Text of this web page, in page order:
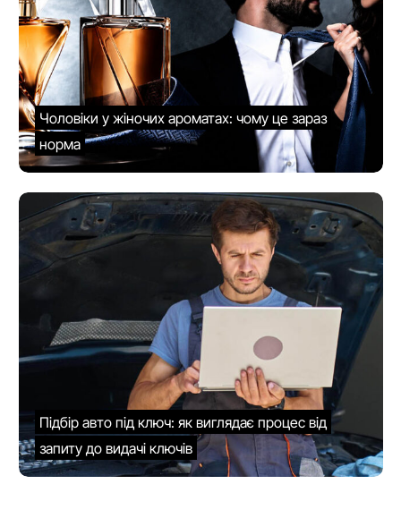
Чоловіки у жіночих ароматах: чому це зараз
норма
Підбір авто під ключ: як виглядає процес від
запиту до видачі ключів